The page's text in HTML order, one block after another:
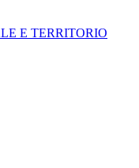
E TERRITORIO